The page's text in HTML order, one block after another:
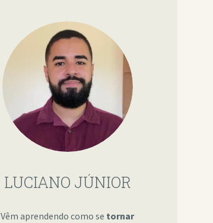
LUCIANO JÚNIOR
Vêm aprendendo como se tornar